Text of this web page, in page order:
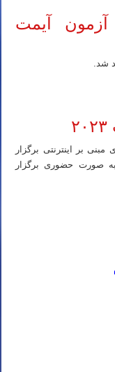
آزمون آیمت
شد.
بر اینترنتی برگزار
صورت حضوری برگزار